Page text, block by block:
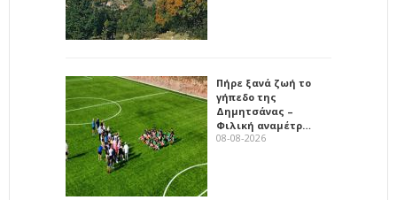
Πήρε ξανά ζωή το
γήπεδο της
Δημητσάνας –
Φιλική αναμέτρ…
08-08-2026